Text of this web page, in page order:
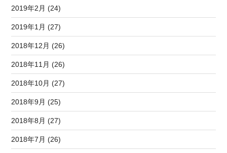
2019年2月 (24)
2019年1月 (27)
2018年12月 (26)
2018年11月 (26)
2018年10月 (27)
2018年9月 (25)
2018年8月 (27)
2018年7月 (26)